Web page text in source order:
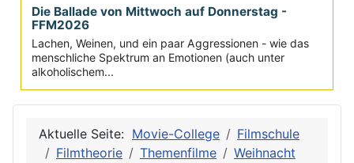
Die Ballade von Mittwoch auf Donnerstag -
FFM2026
Lachen, Weinen, und ein paar Aggressionen - wie das
menschliche Spektrum an Emotionen (auch unter
alkoholischem...
Aktuelle Seite: Movie-College
Filmschule
Filmtheorie
Themenfilme
Weihnacht